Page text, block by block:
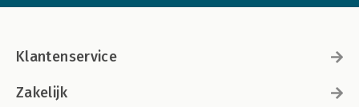
Klantenservice
Zakelijk